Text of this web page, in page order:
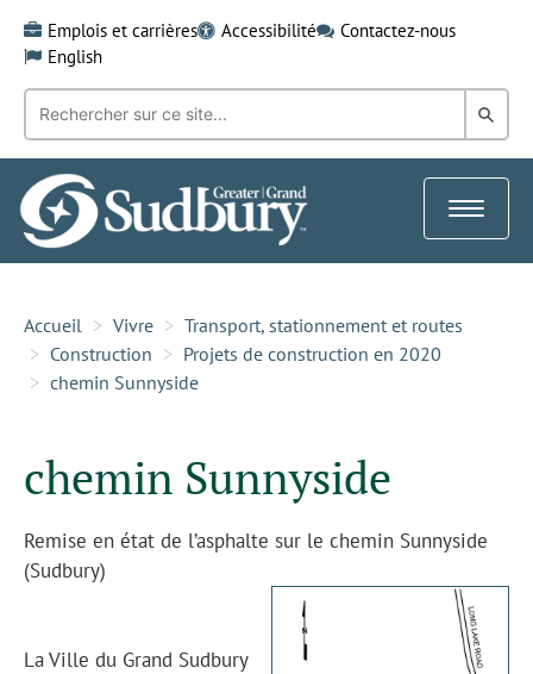
content
Emplois et carrières Accessibilité
Contactez-nous
English
Recherche
mot-
clé:
dans
Toggle
Accueil Vivre
Transport, stationnement et routes
Construction
Projets de construction en 2020
chemin Sunnyside
chemin Sunnyside
Remise en état de l’asphalte sur le chemin Sunnyside
(Sudbury)
La Ville du Grand Sudbury